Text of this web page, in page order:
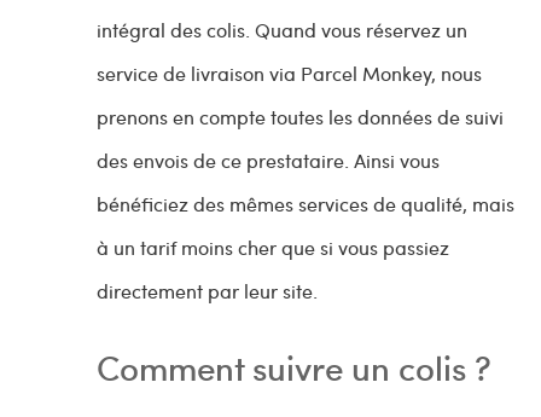
intégral des colis. Quand vous réservez un
service de livraison via Parcel Monkey, nous
prenons en compte toutes les données de suivi
des envois de ce prestataire. Ainsi vous
bénéficiez des mêmes services de qualité, mais
à un tarif moins cher que si vous passiez
directement par leur site.
Comment suivre un colis ?